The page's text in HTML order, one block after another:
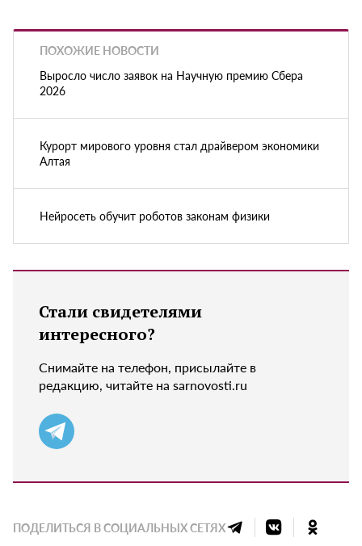
ПОХОЖИЕ НОВОСТИ
Выросло число заявок на Научную премию Сбера
2026
Курорт мирового уровня стал драйвером экономики
Алтая
Нейросеть обучит роботов законам физики
Стали свидетелями
интересного?
Снимайте на телефон, присылайте в
редакцию, читайте на sarnovosti.ru
ПОДЕЛИТЬСЯ В СОЦИАЛЬНЫХ СЕТЯХ